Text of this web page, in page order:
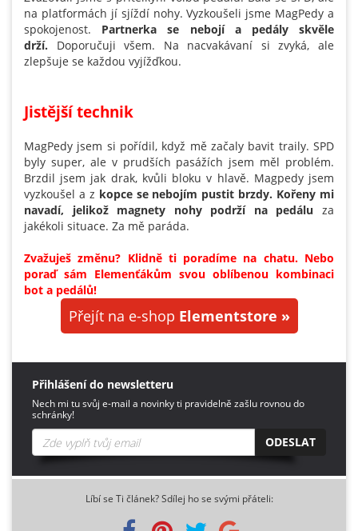
na platformách jí sjíždí nohy. Vyzkoušeli jsme MagPedy a
spokojenost. Partnerka se nebojí a pedály skvěle
drží. Doporučuji všem. Na nacvakávaní si zvyká, ale
zlepšuje se každou vyjížďkou.
Jistější technik
MagPedy jsem si pořídil, když mě začaly bavit traily. SPD
byly super, ale v prudších pasážích jsem měl problém.
Brzdil jsem jak drak, kvůli bloku v hlavě. Magpedy jsem
vyzkoušel a z kopce se nebojím pustit brzdy. Kořeny mi
navadí, jelikož magnety nohy podrží na pedálu za
jakékoli situace. Za mě paráda.
Zvažuješ změnu? Klidně ti poradíme na chatu. Nebo
poraď sám Elemenťákům svou oblíbenou kombinaci
bot a pedálů!
Přejít na e-shop Elementstore »
Přihlášení do newsletteru
Nech mi tu svůj e-mail a novinky ti pravidelně zašlu rovnou do
schránky!
ODESLAT
Líbí se Ti článek? Sdílej ho se svými přáteli: